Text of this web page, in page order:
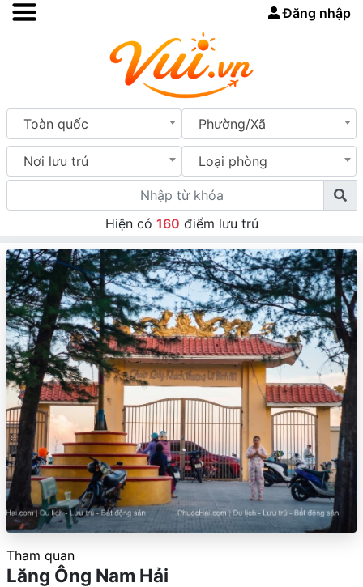
Đăng nhập
Toàn quốc Phường/Xã
Nơi lưu trú Loại phòng
Hiện có 160 điểm lưu trú
Tham quan
Lăng Ông Nam Hải